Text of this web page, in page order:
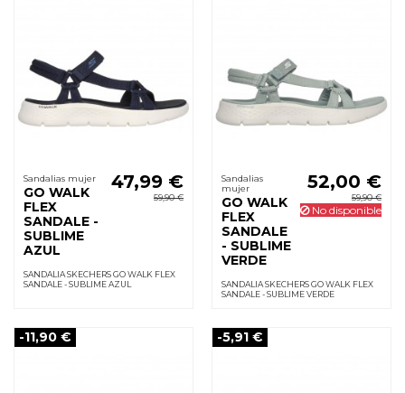
Sandalias mujer
GO WALK
FLEX
SANDALE -
SUBLIME
AZUL
47,99 €
59,90 €
SANDALIA SKECHERS GO WALK FLEX
SANDALE - SUBLIME AZUL
Sandalias
mujer
GO WALK
FLEX
SANDALE
- SUBLIME
VERDE
52,00 €
59,90 €
No disponible
SANDALIA SKECHERS GO WALK FLEX
SANDALE - SUBLIME VERDE
-11,90 € -5,91 €